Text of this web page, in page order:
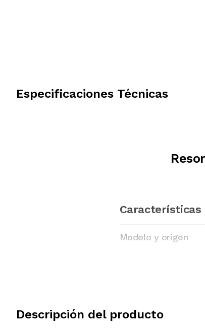
Especificaciones Técnicas
Características
Modelo y origen
Descripción del producto